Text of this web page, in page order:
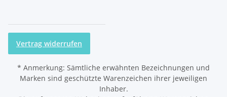
Vertrag widerrufen
* Anmerkung: Sämtliche erwähnten Bezeichnungen und
Marken sind geschützte Warenzeichen ihrer jeweiligen
Inhaber.